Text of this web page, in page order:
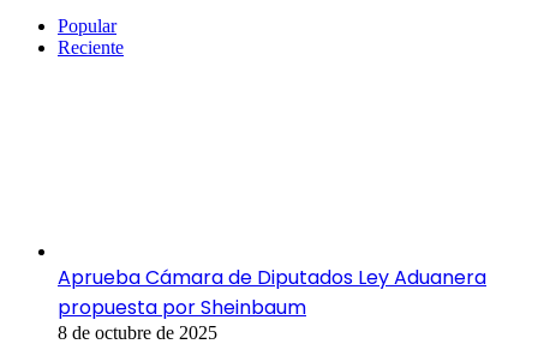
Popular
Reciente
Aprueba Cámara de Diputados Ley Aduanera
propuesta por Sheinbaum
8 de octubre de 2025